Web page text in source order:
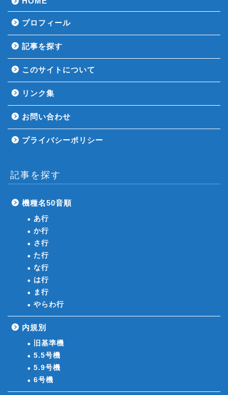
プロフィール
記事を探す
このサイトについて
リンク集
お問い合わせ
プライバシーポリシー
記事を探す
機種名50音順
あ行
か行
さ行
た行
な行
は行
ま行
やらわ行
内規別
旧基準機
5.5号機
5.9号機
6号機